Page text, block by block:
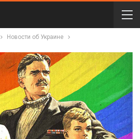
Новости об Украине